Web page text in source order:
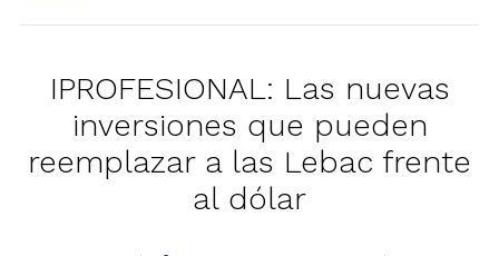
IPROFESIONAL: Las nuevas
inversiones que pueden
reemplazar a las Lebac frente
al dólar